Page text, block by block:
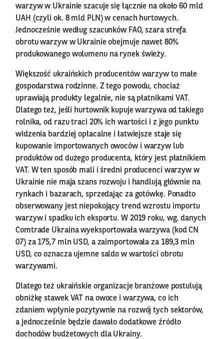
warzyw w Ukrainie szacuje się łącznie na około 60 mld
UAH (czyli ok. 8 mld PLN) w cenach hurtowych.
Jednocześnie według szacunków FAO, szara strefa
obrotu warzyw w Ukrainie obejmuje nawet 80%
produkowanego wolumenu na rynek świeży.
Większość ukraińskich producentów warzyw to małe
gospodarstwa rodzinne. Z tego powodu, chociaż
uprawiają produkty legalnie, nie są płatnikami VAT.
Dlatego też, jeśli hurtownik kupuje warzywa od takiego
rolnika, od razu traci 20% ich wartości i z jego punktu
widzenia bardziej opłacalne i łatwiejsze staje się
kupowanie importowanych owoców i warzyw lub
produktów od dużego producenta, który jest płatnikiem
VAT. W ten sposób mali i średni producenci warzyw w
Ukrainie nie maja szans rozwoju i handlują głównie na
rynkach i bazarach, sprzedając za gotówkę. Ponadto
obserwowany jest niepokojący trend wzrostu importu
warzyw i spadku ich eksportu. W 2019 roku, wg. danych
Comtrade Ukraina wyeksportowała warzywa (kod CN
07) za 175,7 mln USD, a zaimportowała za 189,3 mln
USD, co oznacza ujemne saldo w wartości obrotu
warzywami.
Dlatego też ukraińskie organizacje branżowe postulują
obniżkę stawek VAT na owoce i warzywa, co ich
zdaniem wpłynie pozytywnie na rozwój tych sektorów,
a jednocześnie będzie dawało dodatkowe źródło
dochodów budżetowych dla Ukrainy.